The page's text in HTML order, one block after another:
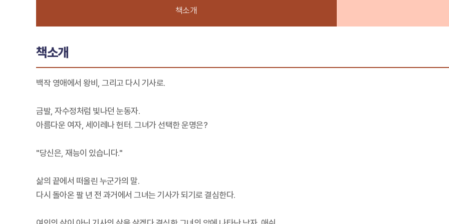
책소개
책소개
백작 영애에서 왕비, 그리고 다시 기사로.
금발, 자수정처럼 빛나던 눈동자.
아름다운 여자, 세이레나 헌터. 그녀가 선택한 운명은?
"당신은, 재능이 있습니다."
삶의 끝에서 떠올린 누군가의 말.
다시 돌아온 팔 년 전 과거에서 그녀는 기사가 되기로 결심한다.